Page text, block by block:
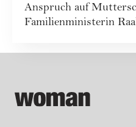
Anspruch auf
Familienministerin